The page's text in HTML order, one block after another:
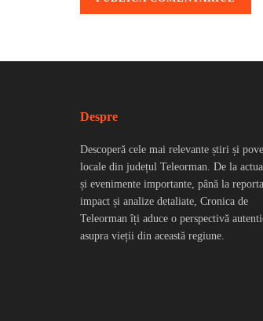
Despre
Descoperă cele mai relevante știri și
locale din județul Teleorman. De la
și evenimente importante, până la
impact și analize detaliate, Cronica de
Teleorman îți aduce o perspectivă
asupra vieții din această regiune.